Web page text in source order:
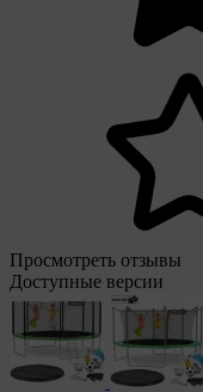
Просмотреть отзывы
Доступные версии